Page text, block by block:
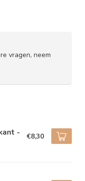
vragen, neem
- €8,30